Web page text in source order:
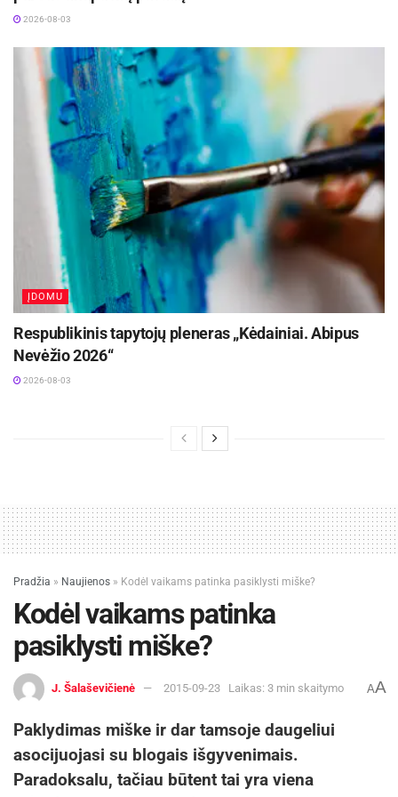
2026-08-03
ĮDOMU
Respublikinis tapytojų pleneras „Kėdainiai. Abipus
Nevėžio 2026“
2026-08-03
Pradžia » Naujienos » Kodėl vaikams patinka pasiklysti miške?
Kodėl vaikams patinka
pasiklysti miške?
J. Šalaševičienė 2015-09-23 Laikas: 3 min skaitymo AA
Paklydimas miške ir dar tamsoje daugeliui
asocijuojasi su blogais išgyvenimais.
Paradoksalu, tačiau būtent tai yra viena